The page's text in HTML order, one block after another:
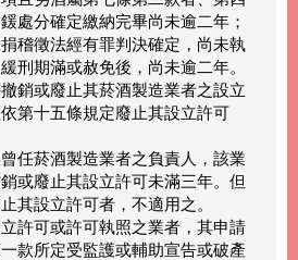
處分確定繳納完畢尚未逾二年；
稽徵法經有罪判決確定，尚未執
刑期滿或赦免後，尚未逾二年。
銷或廢止其菸酒製造業者之設立
第十五條規定廢止其設立許可
任菸酒製造業者之負責人，該業
或廢止其設立許可未滿三年。但
其設立許可者，不適用之。
許可或許可執照之業者，其申請
款所定受監護或輔助宣告或破產